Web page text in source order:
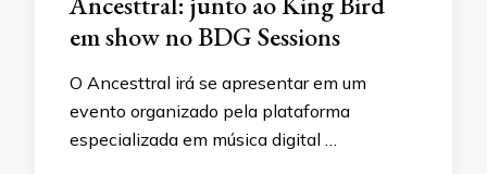
em show no BDG Sessions
O Ancesttral irá se apresentar em um
evento organizado pela plataforma
especializada em música digital …